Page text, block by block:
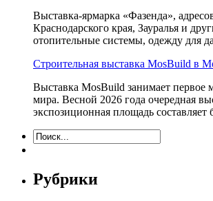
Выставка-ярмарка «Фазенда»,
Краснодарского края, Зауралья и
отопительные системы, одежду для
Строительная выставка MosBuild в
Выставка MosBuild занимает первое
мира. Весной 2026 года очередная
экспозиционная площадь составляет
Рубрики